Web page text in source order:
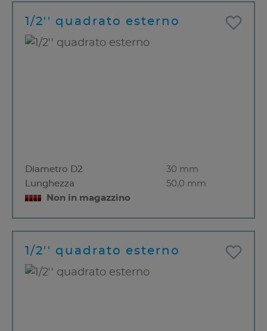
1/2'' quadrato esterno
Diametro D2
30 mm
Lunghezza
50,0 mm
Non in magazzino
1/2'' quadrato esterno